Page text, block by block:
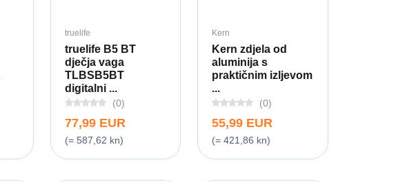
truelife
truelife B5 BT
dječja vaga
TLBSB5BT
digitalni ...
(0)
77,99 EUR
(= 587,62 kn)
Kern
Kern zdjela od
aluminija s
praktičnim izljevom
...
(0)
55,99 EUR
(= 421,86 kn)